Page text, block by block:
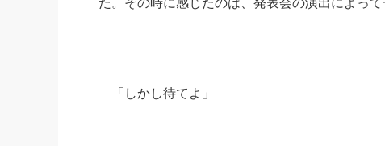
た。その時に感じたのは、発表会の演出によっ
「しかし待てよ」